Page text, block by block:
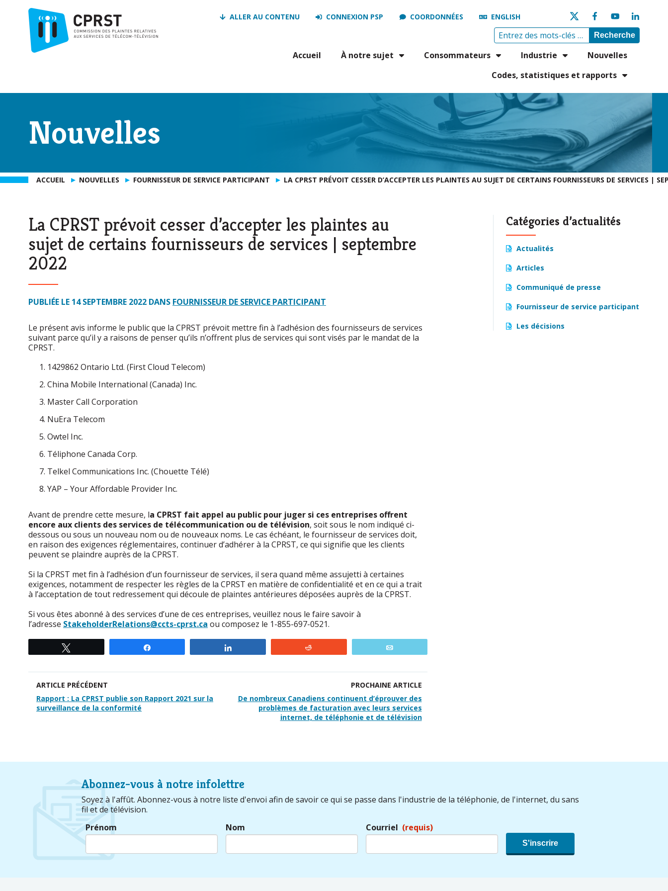
ALLER AU CONTENU CONNEXION PSP COORDONNÉES ENGLISH
Recherche
Accueil À notre sujet Consommateurs Industrie
Nouvelles
Codes, statistiques et rapports
Nouvelles
ACCUEIL NOUVELLES FOURNISSEUR DE SERVICE PARTICIPANT LA CPRST PRÉVOIT CESSER D’ACCEPTER LES PLAINTES AU SUJET DE CERTAINS FOURNISSEURS DE SERVICES |
La CPRST prévoit cesser d’accepter les plaintes au
sujet de certains fournisseurs de services | septembre
2022
PUBLIÉE LE 14 SEPTEMBRE 2022 DANS FOURNISSEUR DE SERVICE PARTICIPANT
Le présent avis informe le public que la CPRST prévoit mettre fin à l’adhésion des fournisseurs de services
suivant parce qu’il y a raisons de penser qu’ils n’offrent plus de services qui sont visés par le mandat de la
CPRST.
1429862 Ontario Ltd. (First Cloud Telecom)
China Mobile International (Canada) Inc.
Master Call Corporation
NuEra Telecom
Owtel Inc.
Téliphone Canada Corp.
Telkel Communications Inc. (Chouette Télé)
YAP – Your Affordable Provider Inc.
Avant de prendre cette mesure, la CPRST fait appel au public pour juger si ces entreprises offrent
encore aux clients des services de télécommunication ou de télévision, soit sous le nom indiqué ci-
dessous ou sous un nouveau nom ou de nouveaux noms. Le cas échéant, le fournisseur de services doit,
en raison des exigences réglementaires, continuer d’adhérer à la CPRST, ce qui signifie que les clients
peuvent se plaindre auprès de la CPRST.
Si la CPRST met fin à l’adhésion d’un fournisseur de services, il sera quand même assujetti à certaines
exigences, notamment de respecter les règles de la CPRST en matière de confidentialité et en ce qui a trait
à l’acceptation de tout redressement qui découle de plaintes antérieures déposées auprès de la CPRST.
Si vous êtes abonné à des services d’une de ces entreprises, veuillez nous le faire savoir à
l’adresse StakeholderRelations@ccts-cprst.ca ou composez le 1-855-697-0521.
ARTICLE PRÉCÉDENT
Rapport : La CPRST publie son Rapport 2021 sur la
surveillance de la conformité
PROCHAINE ARTICLE
De nombreux Canadiens continuent d’éprouver des
problèmes de facturation avec leurs services
internet, de téléphonie et de télévision
Catégories d’actualités
Actualités
Articles
Communiqué de presse
Fournisseur de service participant
Les décisions
Abonnez-vous à notre infolettre
Soyez à l'affût. Abonnez-vous à notre liste d'envoi afin de savoir ce qui se passe dans l'industrie de la téléphonie, de l'internet, du sans
fil et de télévision.
Prénom
Nom Courriel (requis)